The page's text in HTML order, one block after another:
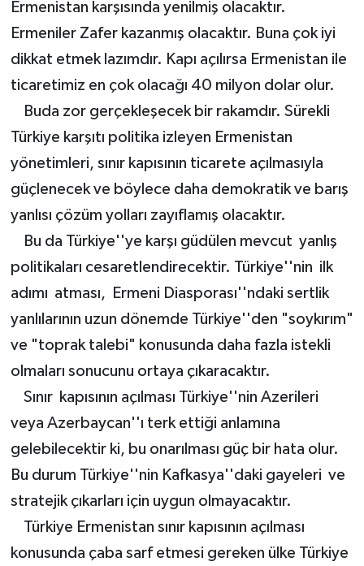
Ermenistan karşısında yenilmiş olacaktır.
Ermeniler Zafer kazanmış olacaktır. Buna çok iyi
dikkat etmek lazımdır. Kapı açılırsa Ermenistan ile
ticaretimiz en çok olacağı 40 milyon dolar olur.
Buda zor gerçekleşecek bir rakamdır. Sürekli
Türkiye karşıtı politika izleyen Ermenistan
yönetimleri, sınır kapısının ticarete açılmasıyla
güçlenecek ve böylece daha demokratik ve barış
yanlısı çözüm yolları zayıflamış olacaktır.
Bu da Türkiye''ye karşı güdülen mevcut yanlış
politikaları cesaretlendirecektir. Türkiye''nin ilk
adımı atması, Ermeni Diasporası''ndaki sertlik
yanlılarının uzun dönemde Türkiye''den "soykırım"
ve "toprak talebi" konusunda daha fazla istekli
olmaları sonucunu ortaya çıkaracaktır.
Sınır kapısının açılması Türkiye''nin Azerileri
veya Azerbaycan''ı terk ettiği anlamına
gelebilecektir ki, bu onarılması güç bir hata olur.
Bu durum Türkiye''nin Kafkasya''daki gayeleri ve
stratejik çıkarları için uygun olmayacaktır.
Türkiye Ermenistan sınır kapısının açılması
konusunda çaba sarf etmesi gereken ülke Türkiye